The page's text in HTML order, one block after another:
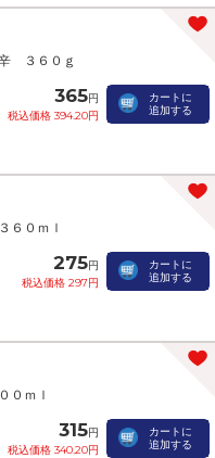
３６０ｇ
365円
税込価格 394.20円
カートに
追加する
０ｍｌ
275円
税込価格 297円
カートに
追加する
ｍｌ
315円
税込価格 340.20円
カートに
追加する